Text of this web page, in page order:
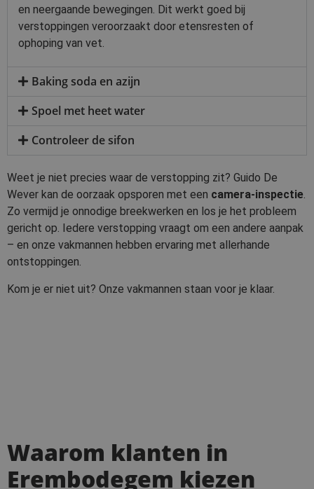
en neergaande bewegingen. Dit werkt goed bij
verstoppingen veroorzaakt door etensresten of
ophoping van vet.
Baking soda en azijn
Spoel met heet water
Controleer de sifon
Weet je niet precies waar de verstopping zit? Guido De
Wever kan de oorzaak opsporen met een camera-inspectie.
Zo vermijd je onnodige breekwerken en los je het probleem
gericht op. Iedere verstopping vraagt om een andere aanpak
– en onze vakmannen hebben ervaring met allerhande
ontstoppingen.
Kom je er niet uit? Onze vakmannen staan voor je klaar.
Waarom klanten in
Erembodegem kiezen